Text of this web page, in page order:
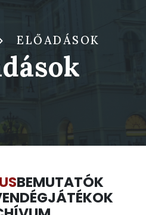
ELŐADÁSOK
BEMUTATÓK